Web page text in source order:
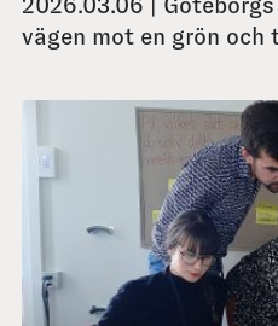
vägen mot en grön